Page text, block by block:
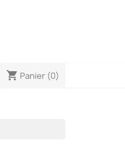
shopping_cart Panier (0)